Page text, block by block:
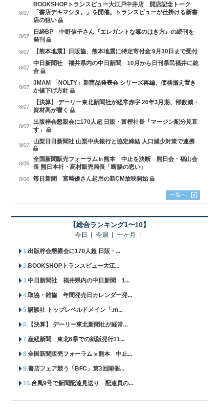
8/07
BOOKSHOPトランスビュー大江戸中井店 開店記念トーク
「書店デキマシタ。」を開催。トランスビューが仕掛ける新書
店の狙い
8/07
日経BP 中野信子さん『エレガントな毒のはき方』の続刊を
発刊
8/07 【熊本地震】日販協、熊本地震に特定寄付金 9月30日まで受付
8/07
中日新聞社 福井県内の中日新聞 10月から日刊県民福井に統
合
8/07
JMAM 「NOLTY」新商品発表会 シリーズ再編、価格据え置き
か値下げ方針
8/07
【決算】 デーリー東北新聞社が経常赤字 26年3月期、部数減・
資材高が響く
8/07
出版梓会懇親会に170人超 日販・富樫社長「マージン配分見直
す」
8/07 山梨日日新聞社 山梨中央銀行と協定締結 人口減少対策で連携
8/06
全国新聞販売フォーラム㏌熊本 中止を決断 熊日会・福山会
長 熊日本社・髙村販売局長「断腸の思い」
8/06 毎日新聞 宮﨑優さん起用の新CM放映開始
一覧へ
【総合ランキング1〜10】
今日 今週 一ヶ月
出版梓会懇親会に170人超 日販・...
BOOKSHOPトランスビュー大江...
中日新聞社 福井県内の中日新聞 1...
取協・雑協 年間発売日カレンダー発...
講談社 トップレベルドメイン「.m...
【決算】 デーリー東北新聞社が経常...
産経新聞 東北6県での紙版発行11...
全国新聞販売フォーラム㏌熊本 中止...
書店フェア競う「BFC」第3回開催...
台風9号で新聞配達見送り 配達員の...